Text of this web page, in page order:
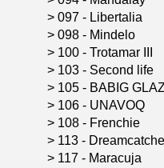
> 097 - Libertalia
> 098 - Mindelo
> 100 - Trotamar III
> 103 - Second life
> 105 - BABIG GLAZ
> 106 - UNAVOQ
> 108 - Frenchie
> 113 -
> 117 - Maracuja